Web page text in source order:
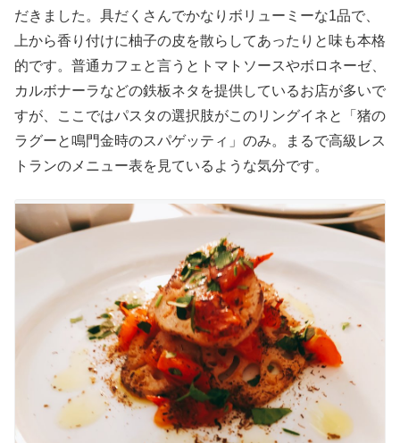
だきました。具だくさんでかなりボリューミーな1品で、
上から香り付けに柚子の皮を散らしてあったりと味も本格
的です。普通カフェと言うとトマトソースやボロネーゼ、
カルボナーラなどの鉄板ネタを提供しているお店が多いで
すが、ここではパスタの選択肢がこのリングイネと「猪の
ラグーと鳴門金時のスパゲッティ」のみ。まるで高級レス
トランのメニュー表を見ているような気分です。